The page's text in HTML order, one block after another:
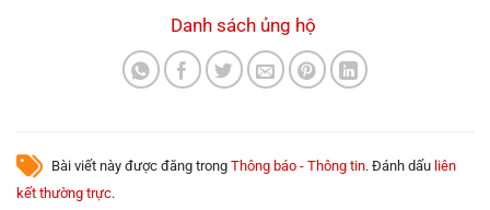
Danh sách ủng hộ
Bài viết này được đăng trong Thông báo - Thông tin. Đánh dấu liên
kết thường trực.